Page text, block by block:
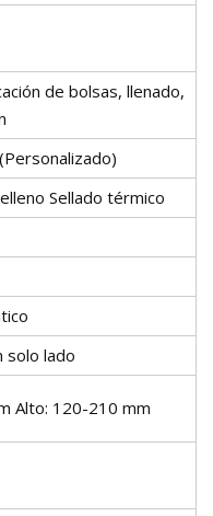
de bolsas, llenado,
Sellado térmico
solo lado
Alto: 120-210 mm